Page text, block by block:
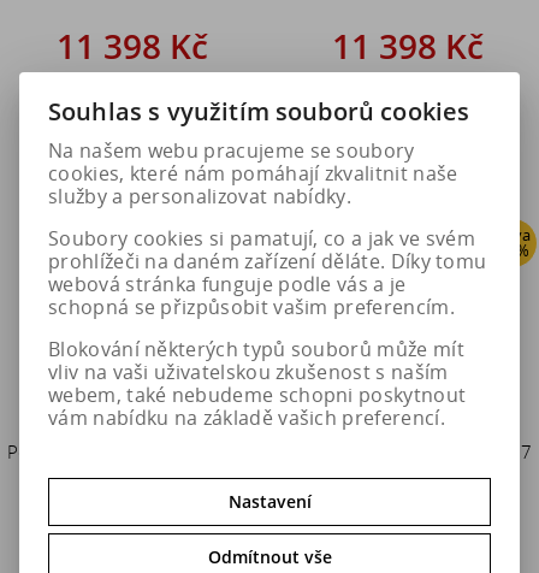
11 398 Kč
Do košíku
11 398 Kč
Do košíku
Sleva
20 %
Pewag Sněhové řetězy RSM 78
V SERVOMATIK SUV
11 398 Kč
Sleva
20 %
Pewag Sněhové řetězy RSM 77
V SERVOMATIK SUV
11 398 Kč
Souhlas s využitím souborů cookies
Na našem webu pracujeme se soubory
cookies, které nám pomáhají zkvalitnit naše
služby a personalizovat nabídky.
Soubory cookies si pamatují, co a jak ve svém
prohlížeči na daném zařízení děláte. Díky tomu
webová stránka funguje podle vás a je
schopná se přizpůsobit vašim preferencím.
Blokování některých typů souborů může mít
vliv na vaši uživatelskou zkušenost s naším
webem, také nebudeme schopni poskytnout
vám nabídku na základě vašich preferencí.
Nastavení
Odmítnout vše